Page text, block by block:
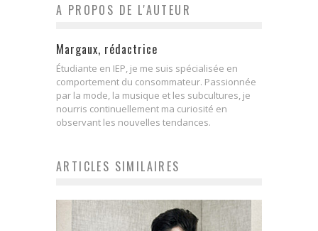
A PROPOS DE L'AUTEUR
Margaux, rédactrice
Étudiante en IEP, je me suis spécialisée en
comportement du consommateur. Passionnée
par la mode, la musique et les subcultures, je
nourris continuellement ma curiosité en
observant les nouvelles tendances.
ARTICLES SIMILAIRES